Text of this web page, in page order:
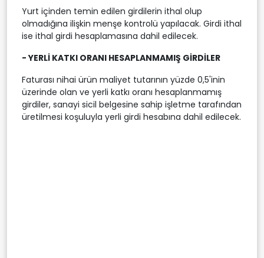
Yurt içinden temin edilen girdilerin ithal olup
olmadığına ilişkin menşe kontrolü yapılacak. Girdi ithal
ise ithal girdi hesaplamasına dahil edilecek.
- YERLİ KATKI ORANI HESAPLANMAMIŞ GİRDİLER
Faturası nihai ürün maliyet tutarının yüzde 0,5'inin
üzerinde olan ve yerli katkı oranı hesaplanmamış
girdiler, sanayi sicil belgesine sahip işletme tarafından
üretilmesi koşuluyla yerli girdi hesabına dahil edilecek.